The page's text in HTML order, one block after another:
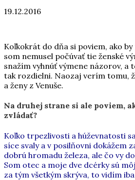
19.12.2016
Koľkokrát do dňa si poviem, ako
som nemusel počúvať tie ženské
snažím vyhnúť výmene názorov, a
tak rozdielni. Naozaj verím tomu,
a ženy z Venuše.
Na druhej strane si ale poviem,
zvládať?
Koľko trpezlivosti a húževnatosti
síce svaly a v posilňovni dokážem
dobrú hromadu železa, ale čo vy
Som otec a moje dve dcérky sú
za tým všetkým skrýva, to vidím